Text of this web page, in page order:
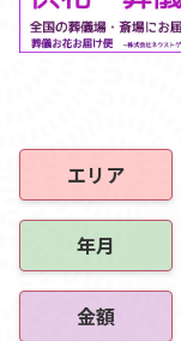
エリア
年月
金額